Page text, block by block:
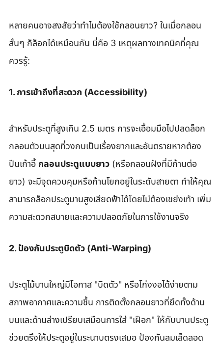
หลายคนอาจสงสัยว่าทำไมต้องใช้กลอนยาว? ในเมื่อกลอน
สั้นๆ ก็ล็อกได้เหมือนกัน นี่คือ 3 เหตุผลทางเทคนิคที่คุณ
ควรรู้:
1. การเข้าถึงที่สะดวก (Accessibility)
สำหรับประตูที่สูงเกิน 2.5 เมตร การจะเอื้อมมือไปปลดล็อก
กลอนตัวบนสุดที่วงกบเป็นเรื่องยากและอันตรายหากต้อง
ปีนเก้าอี้ กลอนประตูแบบยาว (หรือกลอนฝังที่มีก้านต่อ
ยาว) จะมีจุดควบคุมหรือก้านโยกอยู่ในระดับสายตา ทำให้คุณ
สามารถล็อกประตูบานสูงเสียดฟ้าได้โดยไม่ต้องเขย่งเท้า เพิ่ม
ความสะดวกสบายและความปลอดภัยในการใช้งานจริง
2. ป้องกันประตูบิดตัว (Anti-Warping)
ประตูไม้บานใหญ่มีโอกาส "บิดตัว" หรือโก่งงอได้ง่ายตาม
สภาพอากาศและความชื้น การติดตั้งกลอนยาวที่ยึดทั้งด้าน
บนและด้านล่างเปรียบเสมือนการใส่ "เฝือก" ให้กับบานประตู
ช่วยตรึงให้ประตูอยู่ในระนาบตรงเสมอ ป้องกันลมเล็ดลอด